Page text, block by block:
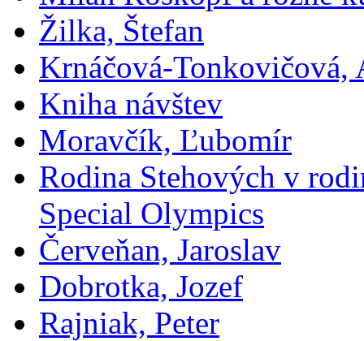
Žilka, Štefan
Krnáčová-Tonkovičová,
Kniha návštev
Moravčík, Ľubomír
Rodina Stehových v
Special Olympics
Červeňan, Jaroslav
Dobrotka, Jozef
Rajniak, Peter